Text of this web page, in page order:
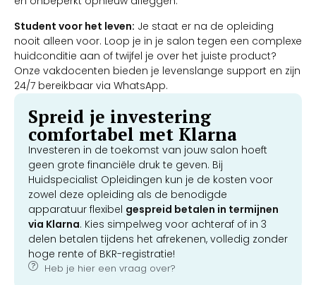
Student voor het leven: Je staat er na de opleiding
nooit alleen voor. Loop je in je salon tegen een complexe
huidconditie aan of twijfel je over het juiste product?
Onze vakdocenten bieden je levenslange support en zijn
24/7 bereikbaar via WhatsApp.
Spreid je investering
comfortabel met Klarna
Investeren in de toekomst van jouw salon hoeft
geen grote financiële druk te geven. Bij
Huidspecialist Opleidingen kun je de kosten voor
zowel deze opleiding als de benodigde
apparatuur flexibel gespreid betalen in termijnen
via Klarna. Kies simpelweg voor achteraf of in 3
delen betalen tijdens het afrekenen, volledig zonder
hoge rente of BKR-registratie!
Heb je hier een vraag over?